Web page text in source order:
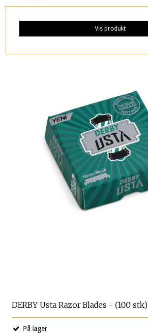
Vis produkt
DERBY Usta Razor Blades - (100 stk)
På lager